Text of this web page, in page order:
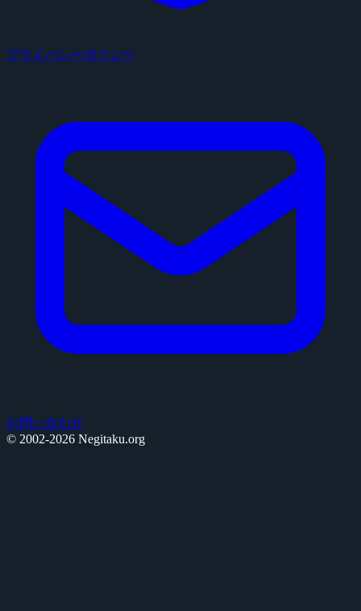
プライバシーポリシー
お問い合わせ
© 2002-2026 Negitaku.org